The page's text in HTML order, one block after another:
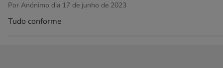
Por Anónimo dia 17 de junho de 2023
Tudo conforme